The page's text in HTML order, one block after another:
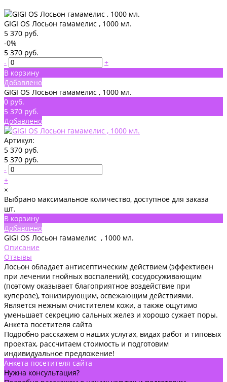
GIGI OS Лосьон гамамелис , 1000 мл.
5 370 руб.
-0%
5 370 руб.
-
+
В корзину
Добавлено
GIGI OS Лосьон гамамелис , 1000 мл.
0 руб.
5 370 руб.
Добавлено
Артикул:
5 370 руб.
5 370 руб.
-
+
×
Выбрано максимальное количество, доступное для заказа
шт.
В корзину
Добавлено
GIGI OS Лосьон гамамелис , 1000 мл.
Описание
Отзывы
Лосьон обладает антисептическим действием (эффективен
при лечении гнойных воспалений), сосудосуживающим
(поэтому оказывает благоприятное воздействие при
куперозе), тонизирующим, освежающим действиями.
Является нежным очистителем кожи, а также ощутимо
уменьшает секрецию сальных желез и хорошо сужает поры.
Анкета посетителя сайта
Подробно расскажем о наших услугах, видах работ и типовых
проектах, рассчитаем стоимость и подготовим
индивидуальное предложение!
Анкета посетителя сайта
Нужна консультация?